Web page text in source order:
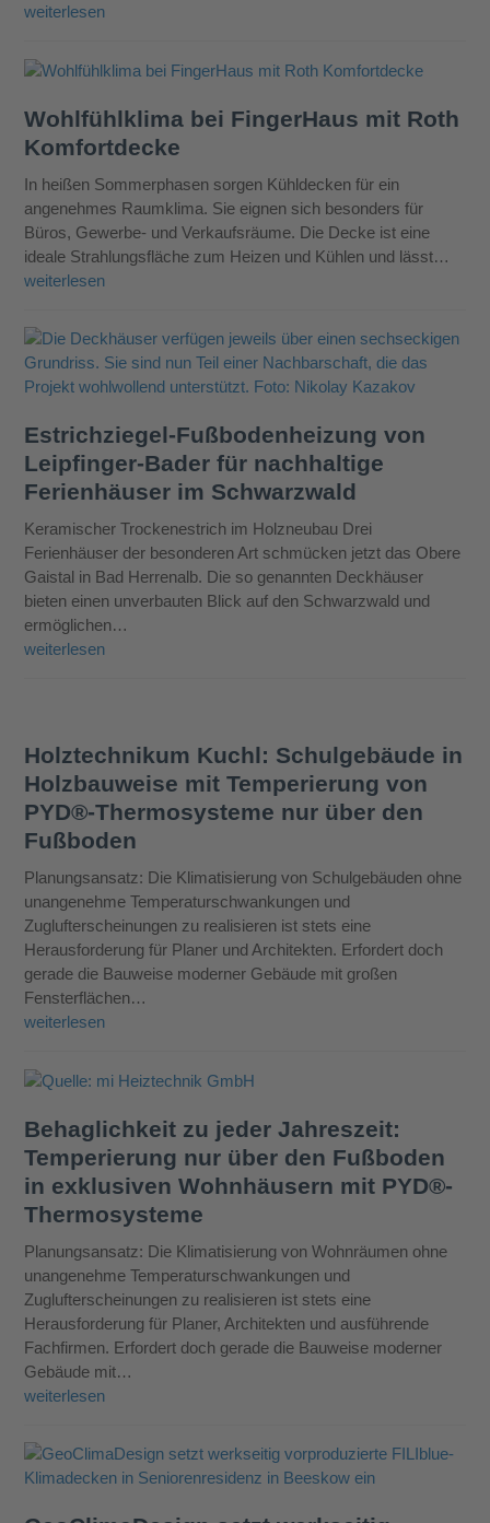
weiterlesen
Wohlfühlklima bei FingerHaus mit Roth
Komfortdecke
In heißen Sommerphasen sorgen Kühldecken für ein
angenehmes Raumklima. Sie eignen sich besonders für
Büros, Gewerbe- und Verkaufsräume. Die Decke ist eine
ideale Strahlungsfläche zum Heizen und Kühlen und lässt…
weiterlesen
Estrichziegel-Fußbodenheizung von
Leipfinger-Bader für nachhaltige
Ferienhäuser im Schwarzwald
Keramischer Trockenestrich im Holzneubau Drei
Ferienhäuser der besonderen Art schmücken jetzt das Obere
Gaistal in Bad Herrenalb. Die so genannten Deckhäuser
bieten einen unverbauten Blick auf den Schwarzwald und
ermöglichen…
weiterlesen
Holztechnikum Kuchl: Schulgebäude in
Holzbauweise mit Temperierung von
PYD®-Thermosysteme nur über den
Fußboden
Planungsansatz: Die Klimatisierung von Schulgebäuden ohne
unangenehme Temperaturschwankungen und
Zuglufterscheinungen zu realisieren ist stets eine
Herausforderung für Planer und Architekten. Erfordert doch
gerade die Bauweise moderner Gebäude mit großen
Fensterflächen…
weiterlesen
Behaglichkeit zu jeder Jahreszeit:
Temperierung nur über den Fußboden
in exklusiven Wohnhäusern mit PYD®-
Thermosysteme
Planungsansatz: Die Klimatisierung von Wohnräumen ohne
unangenehme Temperaturschwankungen und
Zuglufterscheinungen zu realisieren ist stets eine
Herausforderung für Planer, Architekten und ausführende
Fachfirmen. Erfordert doch gerade die Bauweise moderner
Gebäude mit…
weiterlesen